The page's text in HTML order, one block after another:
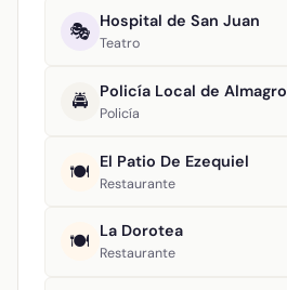
🎭 Hospital de San Juan
Teatro
🚔 Policía Local de Almagro
Policía
🍽️ El Patio De Ezequiel
Restaurante
🍽️ La Dorotea
Restaurante